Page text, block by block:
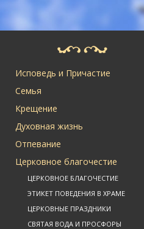
Исповедь и Причастие
Семья
Крещение
Духовная жизнь
Отпевание
Церковное благочестие
ЦЕРКОВНОЕ БЛАГОЧЕСТИЕ
ЭТИКЕТ ПОВЕДЕНИЯ В ХРАМЕ
ЦЕРКОВНЫЕ ПРАЗДНИКИ
СВЯТАЯ ВОДА И ПРОСФОРЫ